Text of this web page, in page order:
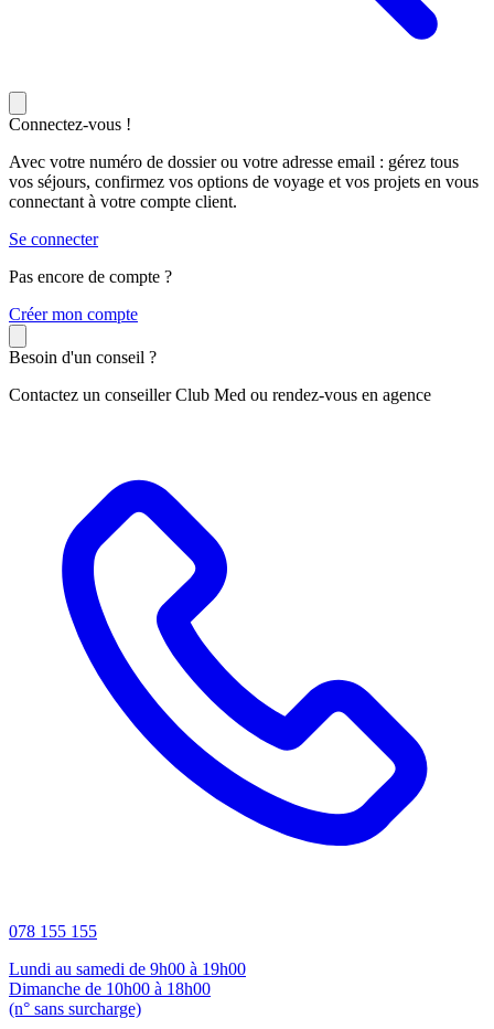
Connectez-vous !
Avec votre numéro de dossier ou votre adresse email : gérez tous
vos séjours, confirmez vos options de voyage et vos projets en vous
connectant à votre compte client.
Se connecter
Pas encore de compte ?
Créer mon compte
Besoin d'un conseil ?
Contactez un conseiller Club Med ou rendez-vous en agence
078 155 155
Lundi au samedi de 9h00 à 19h00
Dimanche de 10h00 à 18h00
(n° sans surcharge)